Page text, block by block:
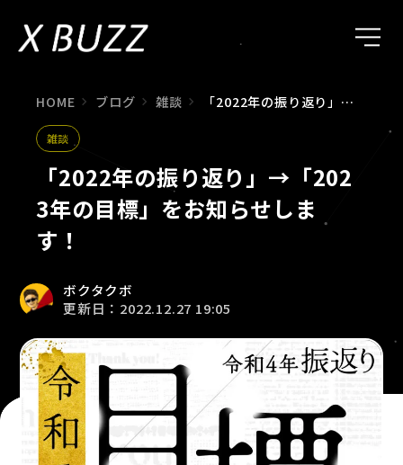
HOME ブログ 雑談 「2022年の振り返り」→「2023年の目標」をお知らせします！
雑談
「2022年の振り返り」→「202
3年の目標」をお知らせしま
す！
ボクタクボ
更新日：2022.12.27 19:05